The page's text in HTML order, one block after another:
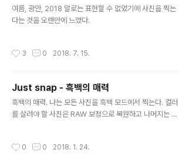
여름, 광안, 2018 말로는 표현할 수 없었기에 사진을 찍는
다는 것을 오랜만에 느꼈다.
3 0 2018. 7. 15.
Just snap - 흑백의 매력
흑백의 매력. 나는 모든 사진을 흑백 모드에서 찍는다. 컬러
를 살려야 할 사진은 RAW 보정으로 복원하고 나머지는 흑
는 것만으로도 초현실적인 감각이 살아가는 것 같다.
0 0 2018. 1. 24.